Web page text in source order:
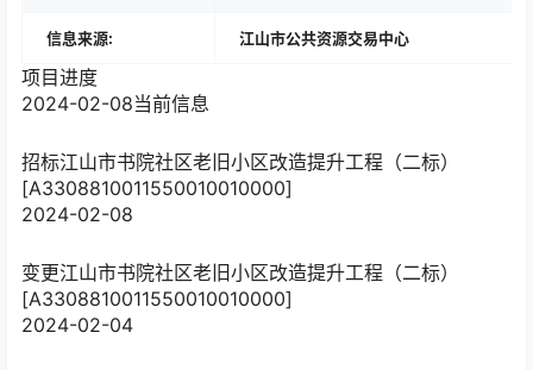
信息来源: 江山市公共资源交易中心
项目进度
2024-02-08当前信息
招标江山市书院社区老旧小区改造提升工程（二标）
[A3308810011550010010000]
2024-02-08
变更江山市书院社区老旧小区改造提升工程（二标）
[A3308810011550010010000]
2024-02-04